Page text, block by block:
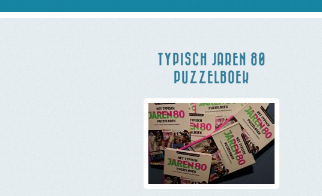
TYPISCH JAREN 80
PUZZELBOEK